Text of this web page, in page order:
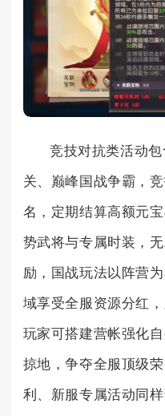
竞技对抗类活动
关、巅峰国战争霸，
名，定期结算高额元
势武将与专属时装，
励，国战玩法以阵营
域享受全服资源分红
玩家可搭建营帐强化
掠地，争夺全服顶级
利、新服专属活动同